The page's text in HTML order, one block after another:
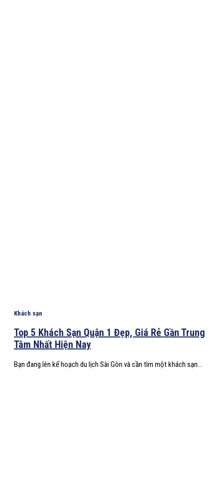
Khách sạn
Top 5 Khách Sạn Quận 1 Đẹp, Giá Rẻ Gần Trung
Tâm Nhất Hiện Nay
Bạn đang lên kế hoạch du lịch Sài Gòn và cần tìm một khách sạn...